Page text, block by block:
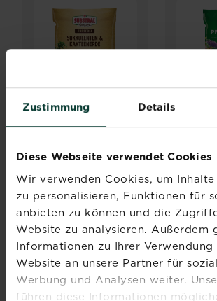
Zustimmung Details
Diese Webseite verwendet Cookies
Wir verwenden Cookies, um
zu personalisieren, Funktionen für
anbieten zu können und die
Website zu analysieren. Außerdem
Informationen zu Ihrer Verwendung
Website an unsere Partner für
Werbung und Analysen weiter.
führen diese Informationen
®
Sukkulenten &
Kakteenerde
Torffrei
Jetzt kaufenSUBSTRAL® Naturen® Zur
PAGINATION
« First
‹‹
2
…
››